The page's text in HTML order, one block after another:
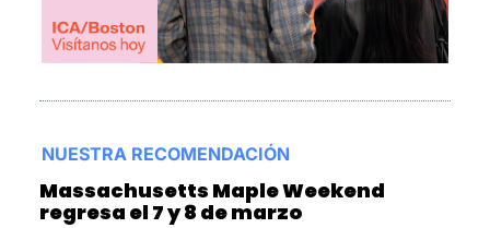
NUESTRA RECOMENDACIÓN
Massachusetts Maple Weekend
regresa el 7 y 8 de marzo